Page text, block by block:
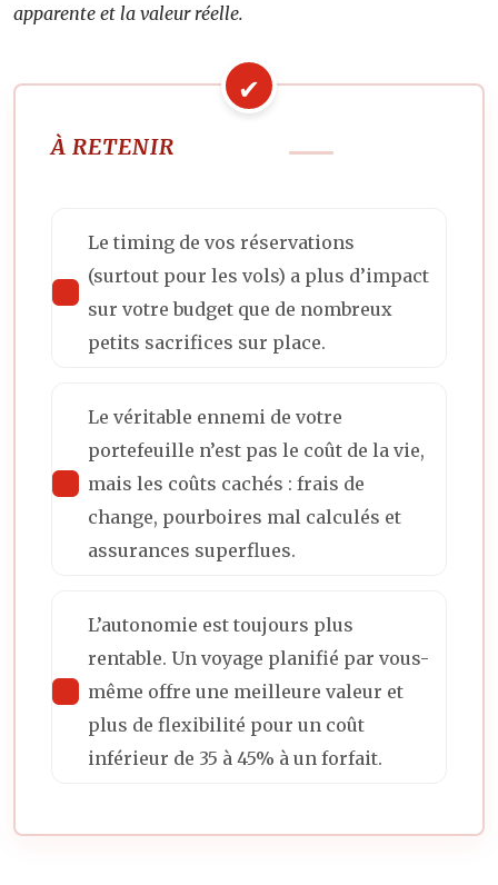
apparente et la valeur réelle.
À RETENIR
Le timing de vos réservations
(surtout pour les vols) a plus d’impact
sur votre budget que de nombreux
petits sacrifices sur place.
Le véritable ennemi de votre
portefeuille n’est pas le coût de la vie,
mais les coûts cachés : frais de
change, pourboires mal calculés et
assurances superflues.
L’autonomie est toujours plus
rentable. Un voyage planifié par vous-
même offre une meilleure valeur et
plus de flexibilité pour un coût
inférieur de 35 à 45% à un forfait.